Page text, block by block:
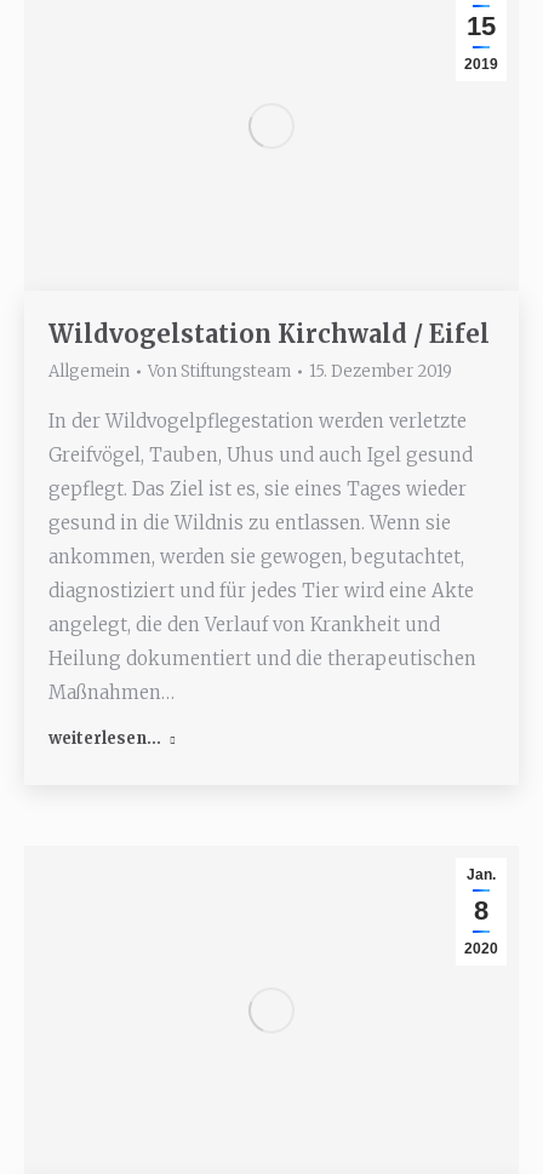
15
2019
Wildvogelstation Kirchwald / Eifel
Allgemein Von Stiftungsteam 15. Dezember 2019
In der Wildvogelpflegestation werden verletzte
Greifvögel, Tauben, Uhus und auch Igel gesund
gepflegt. Das Ziel ist es, sie eines Tages wieder
gesund in die Wildnis zu entlassen. Wenn sie
ankommen, werden sie gewogen, begutachtet,
diagnostiziert und für jedes Tier wird eine Akte
angelegt, die den Verlauf von Krankheit und
Heilung dokumentiert und die therapeutischen
Maßnahmen…
weiterlesen...
Jan.
8
2020